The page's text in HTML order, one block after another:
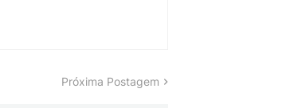
Próxima Postagem